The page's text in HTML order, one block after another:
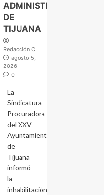
ADMINISTRACIÓN
DE
TIJUANA
Redacción C
agosto 5,
2026
0
La
Sindicatura
Procuradora
del XXV
Ayuntamiento
de
Tijuana
informó
la
inhabilitación